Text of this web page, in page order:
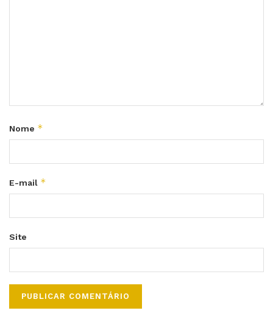
Nome *
E-mail *
Site